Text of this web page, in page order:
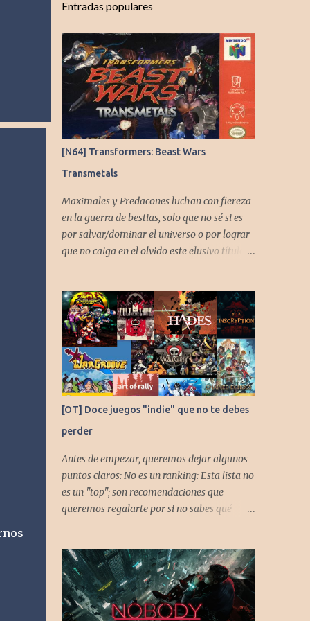
Entradas populares
[N64] Transformers: Beast Wars
Transmetals
Maximales y Predacones luchan con fiereza
en la guerra de bestias, solo que no sé si es
por salvar/dominar el universo o por lograr
que no caiga en el olvido este elusivo título
[OT] Doce juegos "indie" que no te debes
perder
Antes de empezar, queremos dejar algunos
puntos claros: No es un ranking: Esta lista no
es un "top"; son recomendaciones que
queremos regalarte por si no sabes qué
fuertes de cada título, pero todos tienen
profundidad de sobra para explorar.
Variedad de géneros: Hemos evitado repetir
géneros para asegurar que, al menos uno, se